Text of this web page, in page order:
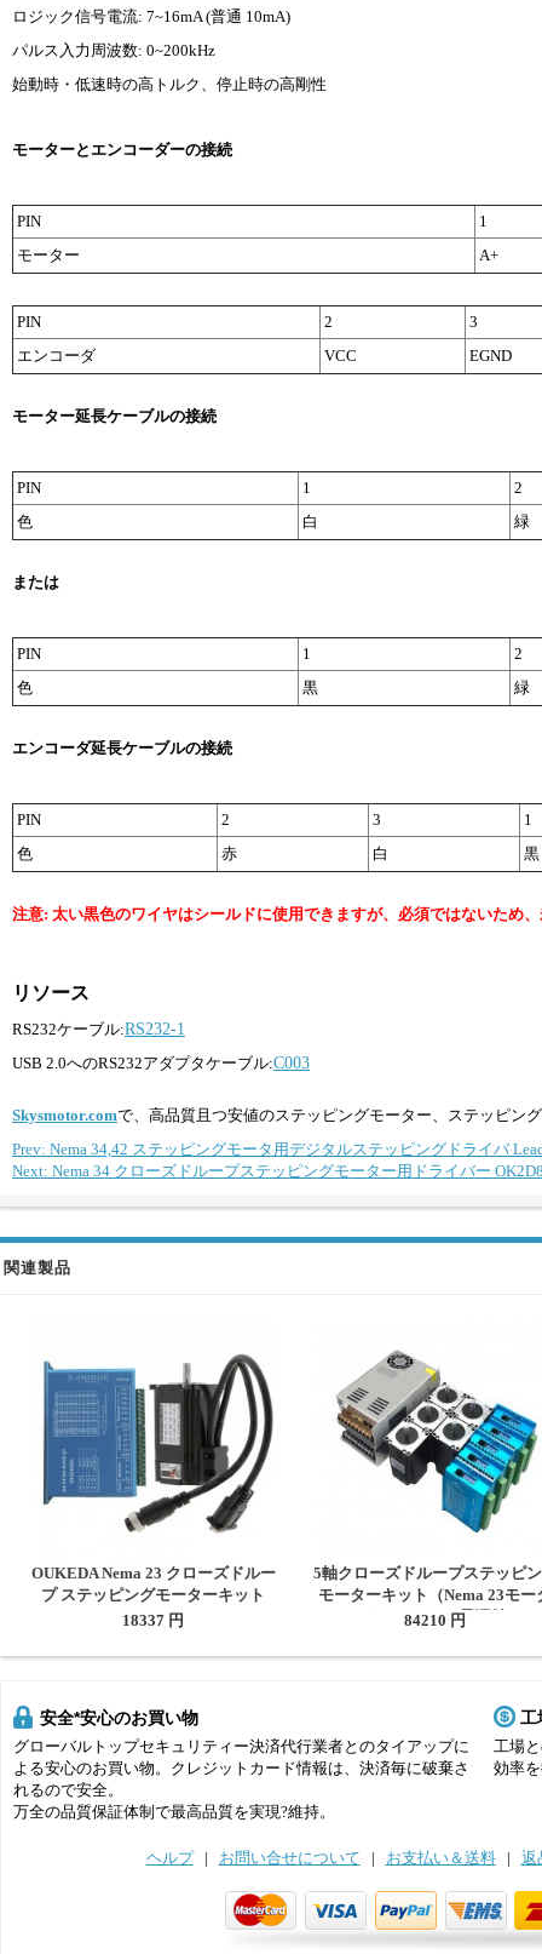
ロジック信号電流: 7~16mA (普通 10mA)
パルス入力周波数: 0~200kHz
始動時・低速時の高トルク、停止時の高剛性
モーターとエンコーダーの接続
PIN
1
モーター
A+
PIN 2
3
エンコーダ
VCC EGND
モーター延長ケーブルの接続
PIN 1
2
色
白 緑
または
PIN 1
2
色
黒 緑
エンコーダ延長ケーブルの接続
PIN 2 3
1
色
赤 白 黒
注意: 太い黒色のワイヤはシールドに使用できますが、必須ではないため
リソース
RS232ケーブル:RS232-1
USB 2.0へのRS232アダプタケーブル:C003
Skysmotor.comで、高品質且つ安値のステッピングモーター、ステッピン
Prev: Nema 34,42 ステッピングモータ用デジタルステッピングドライバ
Next: Nema 34 クローズドループステッピングモーター用ドライバー
関連製品
OUKEDA Nema 23 クローズドルー
プ ステッピングモーターキット
OK57DL76EC1-2C1+OK2D60BH
ー付き
18337 円
5軸クローズドループステッピ
モーターキット（Nema 23モー
ー、ドライバー、電源付き）
84210 円
安全*安心のお買い物
グローバルトップセキュリティー決済代行業者とのタイアップに
よる安心のお買い物。クレジットカード情報は、決済毎に破棄さ
れるので安全。
万全の品質保証体制で最高品質を実現?維持。
工
工場
効率
ヘルプ | お問い合せについて | お支払い＆送料 | 返